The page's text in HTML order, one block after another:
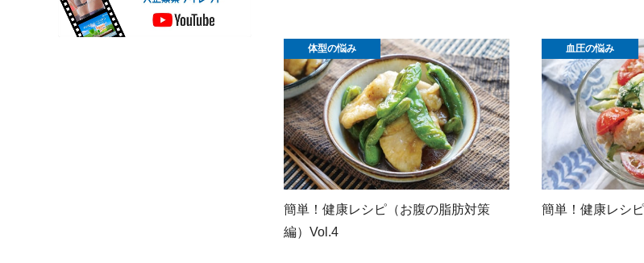
体型の悩み
簡単！健康レシピ（お腹の脂肪対策
編）Vol.4
血圧の悩み
簡単！健康レシ